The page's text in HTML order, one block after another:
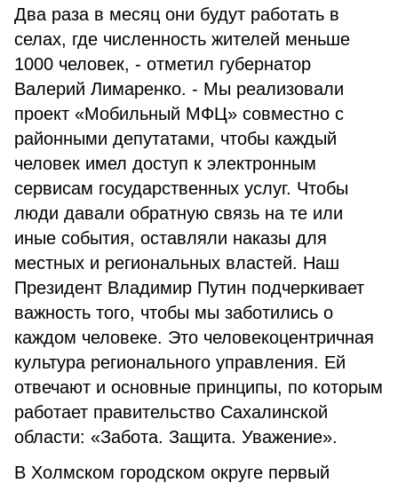
Два раза в месяц они будут работать в
селах, где численность жителей меньше
1000 человек, - отметил губернатор
Валерий Лимаренко. - Мы реализовали
проект «Мобильный МФЦ» совместно с
районными депутатами, чтобы каждый
человек имел доступ к электронным
сервисам государственных услуг. Чтобы
люди давали обратную связь на те или
иные события, оставляли наказы для
местных и региональных властей. Наш
Президент Владимир Путин подчеркивает
важность того, чтобы мы заботились о
каждом человеке. Это человекоцентричная
культура регионального управления. Ей
отвечают и основные принципы, по которым
работает правительство Сахалинской
области: «Забота. Защита. Уважение».
В Холмском городском округе первый